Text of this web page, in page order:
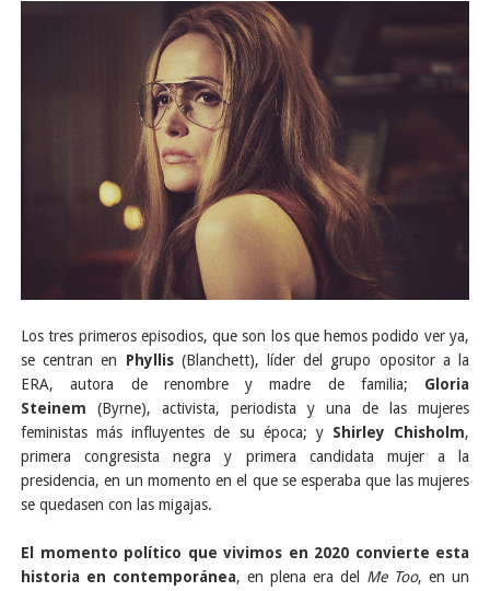
Los tres primeros episodios, que son los que hemos podido ver ya,
se centran en Phyllis(Blanchett), líder del grupo opositor a la
ERA, autora de renombre y madre de familia; Gloria
Steinem (Byrne), activista, periodista y una de las mujeres
feministas más influyentes de su época; y Shirley Chisholm,
primera congresista negra y primera candidata mujer a la
presidencia, en un momento en el que se esperaba que las mujeres
se quedasen con las migajas.
El momento político que vivimos en 2020 convierte esta
historia en contemporánea, en plena era del Me Too, en un